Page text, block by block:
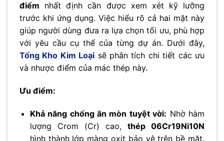
điểm nhất định cần được xem xét kỹ lưỡng
trước khi ứng dụng. Việc hiểu rõ cả hai mặt này
giúp người dùng đưa ra lựa chọn tối ưu, phù hợp
với yêu cầu cụ thể của từng dự án. Dưới đây,
Tổng Kho Kim Loại sẽ phân tích chi tiết các ưu
và nhược điểm của mác thép này.
Ưu điểm:
Khả năng chống ăn mòn tuyệt vời: Nhờ hàm
lượng Crom (Cr) cao, thép 06Cr19Ni10N
hình thành lớp màng oxit bảo vệ trên bề mặt,